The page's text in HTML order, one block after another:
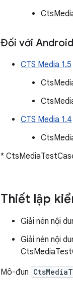
Đối với
CTS Media 1.5
CTS Media 1.4
*
Thiết lập
Giải nén nội
Giải nén nội
Mô-đun